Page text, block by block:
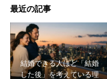
最近の記事
結婚できる人ほど「結婚
した後」を考えている理